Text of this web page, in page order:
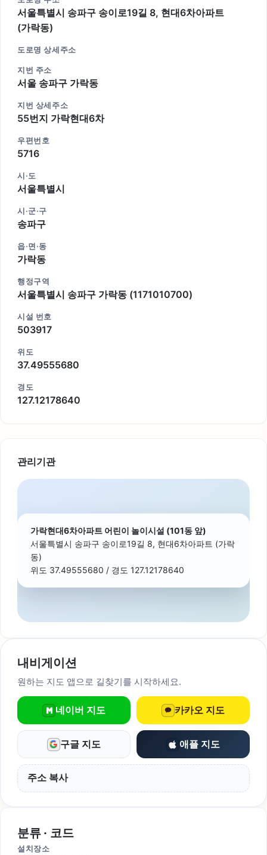
서울특별시 송파구 송이로19길 8, 현대6차아파트
(가락동)
도로명 상세주소
지번 주소
서울 송파구 가락동
지번 상세주소
55번지 가락현대6차
우편번호
5716
시·도
서울특별시
시·군·구
송파구
읍·면·동
가락동
행정구역
서울특별시 송파구 가락동 (1171010700)
시설 번호
503917
위도
37.49555680
경도
127.12178640
관리기관
가락현대6차아파트 어린이 놀이시설 (101동 앞)
서울특별시 송파구 송이로19길 8, 현대6차아파트 (가락
동)
위도 37.49555680 / 경도 127.12178640
내비게이션
원하는 지도 앱으로 길찾기를 시작하세요.
네이버 지도 카카오 지도
구글 지도 애플 지도
주소 복사
분류 · 코드
설치장소